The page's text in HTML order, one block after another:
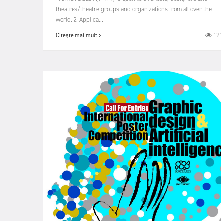
theatres/theatre groups and organizations from all over the
world. 2. Applica...
Citește mai mult